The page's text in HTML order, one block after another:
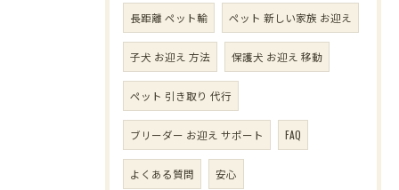
長距離 ペット輸 ペット 新しい家族 お迎え
子犬 お迎え 方法 保護犬 お迎え 移動
ペット 引き取り 代行
ブリーダー お迎え サポート FAQ
よくある質問 安心